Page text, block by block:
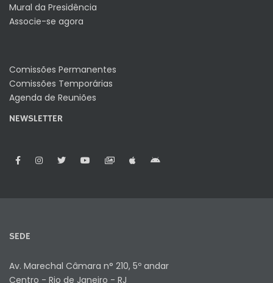
Mural da Presidência
Associe-se agora
Comissões Permanentes
Comissões Temporárias
Agenda de Reuniões
NEWSLETTER
SEDE
Av. Marechal Câmara n° 210, 5º andar
Centro - Rio de Janeiro - RJ